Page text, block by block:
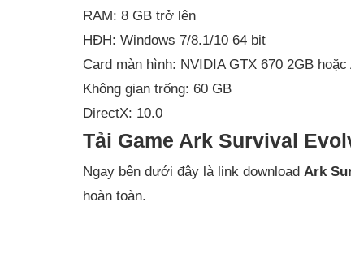
RAM: 8 GB trở lên
HĐH: Windows 7/8.1/10 64 bit
Card màn hình: NVIDIA GTX 670 2GB
Không gian trống: 60 GB
DirectX: 10.0
Tải Game Ark Survival
Ngay bên dưới đây là link download Ark
hoàn toàn.